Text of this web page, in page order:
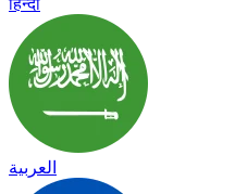
हिन्दी
العربية